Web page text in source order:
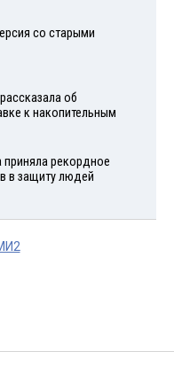
со старыми
об
к накопительным
приняла рекордное
в защиту людей